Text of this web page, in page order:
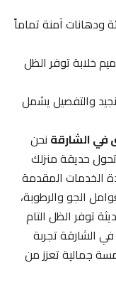
آمنة تماماً
توفر الظل
والتفصيل يشمل
الشارقةنحن
حديقة منزلك
المقدمة
الجو والرطوبة،
توفر الظل التام
تجربة
جمالية تعزز من